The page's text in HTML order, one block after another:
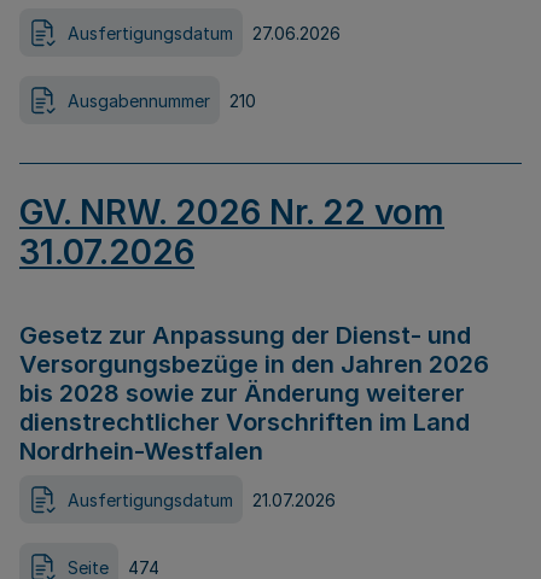
Ausfertigungsdatum 27.06.2026
Ausgabennummer 210
GV. NRW. 2026 Nr. 22 vom
31.07.2026
Gesetz zur Anpassung der Dienst- und
Versorgungsbezüge in den Jahren 2026
bis 2028 sowie zur Änderung weiterer
dienstrechtlicher Vorschriften im Land
Nordrhein-Westfalen
Ausfertigungsdatum 21.07.2026
Seite 474